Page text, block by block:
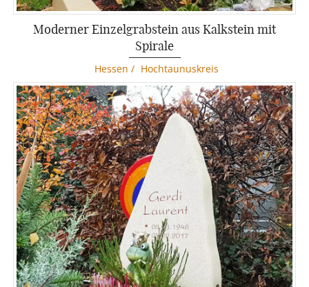
Moderner Einzelgrabstein aus Kalkstein mit
Spirale
Hessen / Hochtaunuskreis